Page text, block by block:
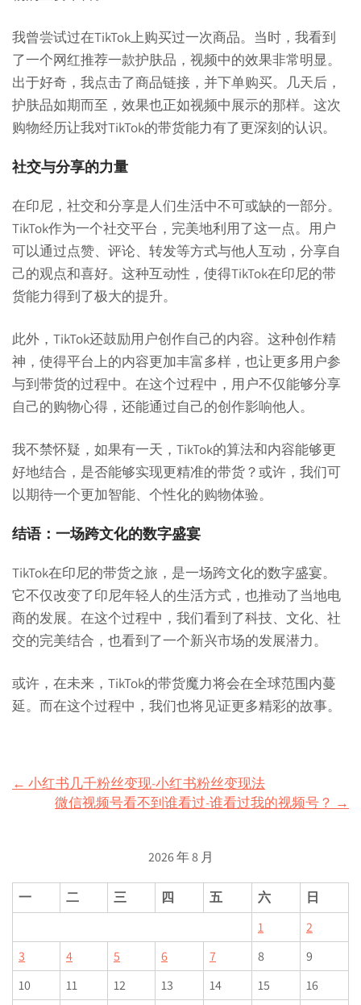
我曾尝试过在TikTok上购买过一次商品。当时，我看到
了一个网红推荐一款护肤品，视频中的效果非常明显。
出于好奇，我点击了商品链接，并下单购买。几天后，
护肤品如期而至，效果也正如视频中展示的那样。这次
购物经历让我对TikTok的带货能力有了更深刻的认识。
社交与分享的力量
在印尼，社交和分享是人们生活中不可或缺的一部分。
TikTok作为一个社交平台，完美地利用了这一点。用户
可以通过点赞、评论、转发等方式与他人互动，分享自
己的观点和喜好。这种互动性，使得TikTok在印尼的带
货能力得到了极大的提升。
此外，TikTok还鼓励用户创作自己的内容。这种创作精
神，使得平台上的内容更加丰富多样，也让更多用户参
与到带货的过程中。在这个过程中，用户不仅能够分享
自己的购物心得，还能通过自己的创作影响他人。
我不禁怀疑，如果有一天，TikTok的算法和内容能够更
好地结合，是否能够实现更精准的带货？或许，我们可
以期待一个更加智能、个性化的购物体验。
结语：一场跨文化的数字盛宴
TikTok在印尼的带货之旅，是一场跨文化的数字盛宴。
它不仅改变了印尼年轻人的生活方式，也推动了当地电
商的发展。在这个过程中，我们看到了科技、文化、社
交的完美结合，也看到了一个新兴市场的发展潜力。
或许，在未来，TikTok的带货魔力将会在全球范围内蔓
延。而在这个过程中，我们也将见证更多精彩的故事。
Post
navigation
← 小红书几千粉丝变现-小红书粉丝变现法
微信视频号看不到谁看过-谁看过我的视频号？ →
2026 年 8 月
一 二 三 四 五 六
日
1
2
3
4 5 6 7 8
9
10
11 12 13 14 15
16